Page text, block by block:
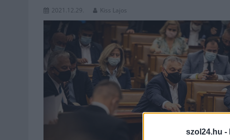
szol24.hu -
2021.12.29. Kiss Lajos